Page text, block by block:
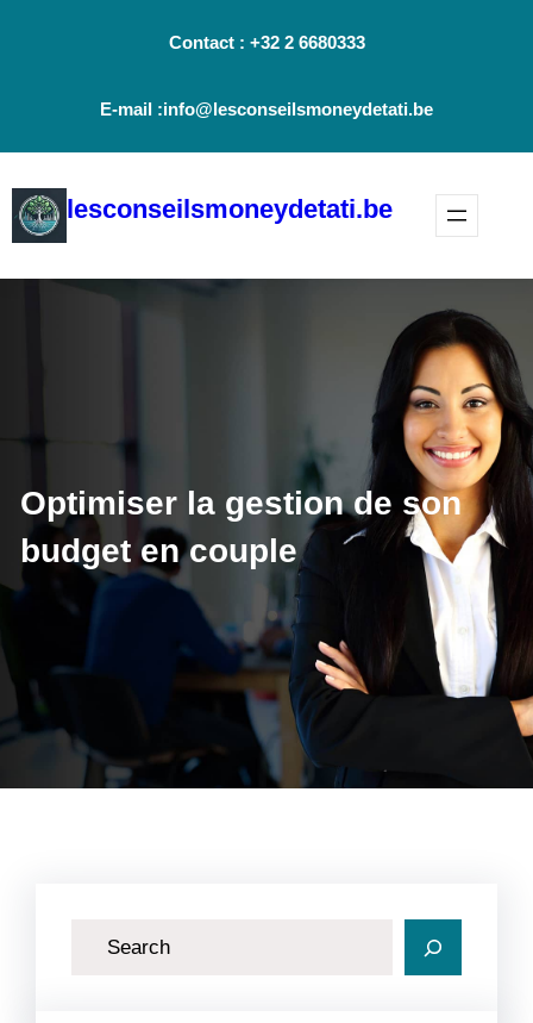
Contact : +32 2 6680333
E-mail :info@lesconseilsmoneydetati.be
lesconseilsmoneydetati.be
Optimiser la gestion de son
budget en couple